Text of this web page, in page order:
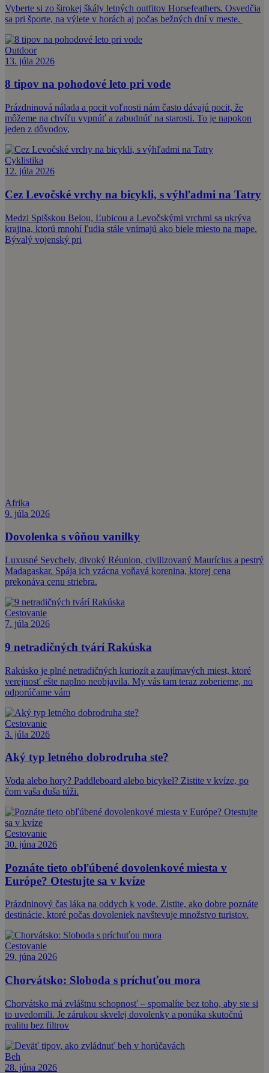
Vyberte si zo širokej škály letných outfitov Horsefeathers. Osvedčia
sa pri športe, na výlete v horách aj počas bežných dní v meste.
Outdoor
13. júla 2026
8 tipov na pohodové leto pri vode
Prázdninová nálada a pocit voľnosti nám často dávajú pocit, že
môžeme na chvíľu vypnúť a zabudnúť na starosti. To je napokon
jeden z dôvodov,
Cyklistika
12. júla 2026
Cez Levočské vrchy na bicykli, s výhľadmi na Tatry
Medzi Spišskou Belou, Ľubicou a Levočskými vrchmi sa ukrýva
krajina, ktorú mnohí ľudia stále vnímajú ako biele miesto na mape.
Bývalý vojenský pri
Afrika
9. júla 2026
Dovolenka s vôňou vanilky
Luxusné Seychely, divoký Réunion, civilizovaný Maurícius a pestrý
Madagaskar. Spája ich vzácna voňavá korenina, ktorej cena
prekonáva cenu striebra.
Cestovanie
7. júla 2026
9 netradičných tvárí Rakúska
Rakúsko je plné netradičných kuriozít a zaujímavých miest, ktoré
verejnosť ešte naplno neobjavila. My vás tam teraz zoberieme, no
odporúčame vám
Cestovanie
3. júla 2026
Aký typ letného dobrodruha ste?
Voda alebo hory? Paddleboard alebo bicykel? Zistite v kvíze, po
čom vaša duša túži.
Cestovanie
30. júna 2026
Poznáte tieto obľúbené dovolenkové miesta v
Európe? Otestujte sa v kvíze
Prázdninový čas láka na oddych k vode. Zistite, ako dobre poznáte
destinácie, ktoré počas dovoleniek navštevuje množstvo turistov.
Cestovanie
29. júna 2026
Chorvátsko: Sloboda s príchuťou mora
Chorvátsko má zvláštnu schopnosť – spomalíte bez toho, aby ste si
to uvedomili. Je zárukou skvelej dovolenky a ponúka skutočnú
realitu bez filtrov
Beh
28. júna 2026